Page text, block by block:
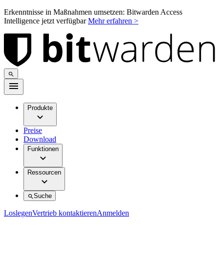
Erkenntnisse in Maßnahmen umsetzen: Bitwarden Access
Intelligence jetzt verfügbarMehr erfahren >
Produkte
Preise
Download
Funktionen
Ressourcen
Suche
LoslegenVertrieb kontaktierenAnmelden